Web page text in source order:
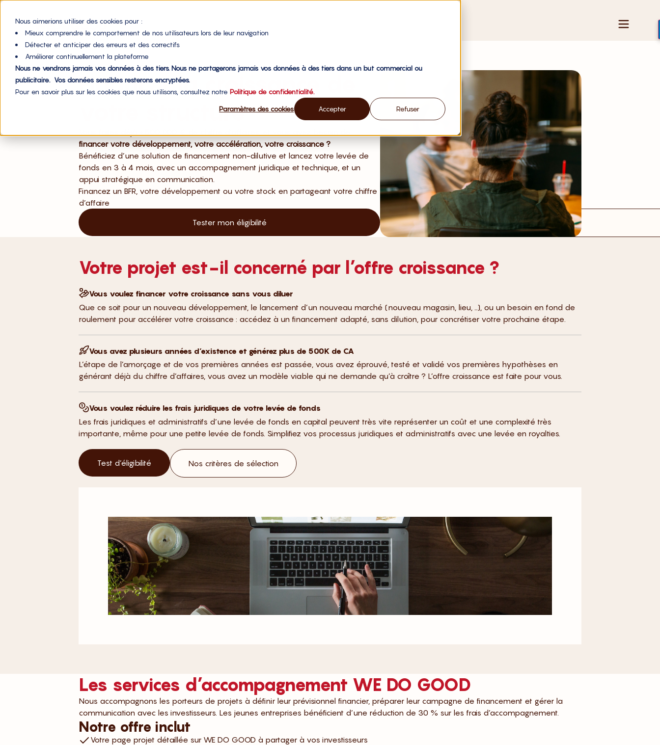
Nous aimerions utiliser des cookies pour :
Mieux comprendre le comportement de nos utilisateurs lors de leur navigation
Détecter et anticiper des erreurs et des correctifs
Améliorer continuellement la plateforme
Nous ne vendrons jamais vos données à des tiers. Nous ne partagerons jamais vos données à des tiers dans un but commercial ou
publicitaire. Vos données sensibles resterons encryptées.
Pour en savoir plus sur les cookies que nous utilisons, consultez notre Politique de confidentialité.
Paramètres des cookies Accepter Refuser
Financer la croissance de
votre structure
financer votre développement, votre accélération, votre croissance ?
Bénéficiez d’une solution de financement non-dilutive et lancez votre levée de
fonds en 3 à 4 mois, avec un accompagnement juridique et technique, et un
appui stratégique en communication.
Financez un BFR, votre développement ou votre stock en partageant votre chiffre
d’affaire
En savoir plus
Tester mon éligibilité
Votre projet est-il concerné par l’offre croissance ?
Vous voulez financer votre croissance sans vous diluer
Que ce soit pour un nouveau développement, le lancement d’un nouveau marché (nouveau magasin, lieu, …), ou un besoin en fond de
roulement pour accélérer votre croissance : accédez à un financement adapté, sans dilution, pour concrétiser votre prochaine étape.
Vous avez plusieurs années d’existence et générez plus de 500K de CA
L’étape de l’amorçage et de vos premières années est passée, vous avez éprouvé, testé et validé vos premières hypothèses en
générant déjà du chiffre d’affaires, vous avez un modèle viable qui ne demande qu’à croître ? L’offre croissance est faite pour vous.
Vous voulez réduire les frais juridiques de votre levée de fonds
Les frais juridiques et administratifs d’une levée de fonds en capital peuvent très vite représenter un coût et une complexité très
importante, même pour une petite levée de fonds. Simplifiez vos processus juridiques et administratifs avec une levée en royalties.
Test d’éligibilité Nos critères de sélection
Les services d’accompagnement WE DO GOOD
Nous accompagnons les porteurs de projets à définir leur prévisionnel financier, préparer leur campagne de financement et gérer la
communication avec les investisseurs. Les jeunes entreprises bénéficient d’une réduction de 30 % sur les frais d’accompagnement.
Notre offre inclut
Votre page projet détaillée sur WE DO GOOD à partager à vos investisseurs